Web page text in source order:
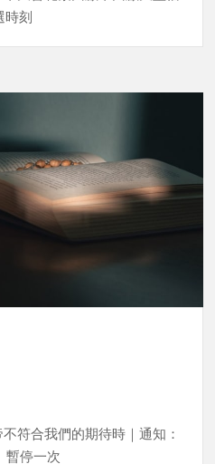
時刻
符合我們的期待時｜通知：
暫停一次